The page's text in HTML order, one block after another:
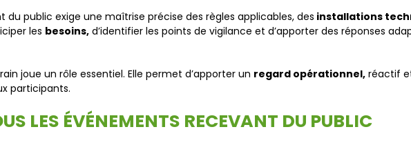
public exige une maîtrise précise des règles applicables, des installations
les besoins, d’identifier les points de vigilance et d’apporter des réponses
joue un rôle essentiel. Elle permet d’apporter un regard opérationnel, réactif
participants.
LES ÉVÉNEMENTS RECEVANT DU PUBLIC